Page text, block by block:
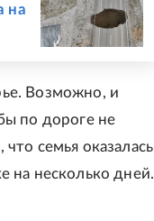
на
Возможно, и
по дороге не
семья оказалась
на несколько дней.